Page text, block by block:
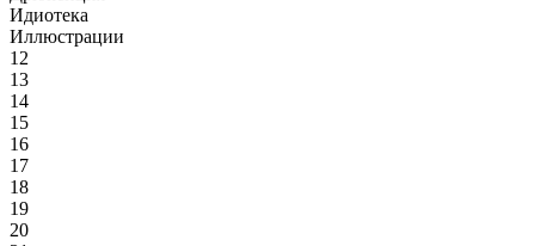
Идиотека
Иллюстрации
12
13
14
15
16
17
18
19
20